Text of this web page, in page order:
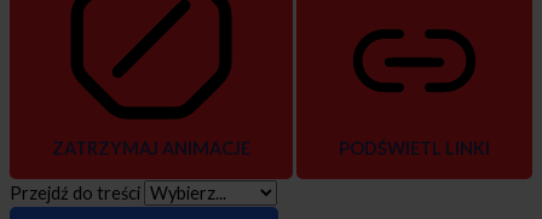
ZATRZYMAJ ANIMACJE PODŚWIETL LINKI
Przejdź do treści